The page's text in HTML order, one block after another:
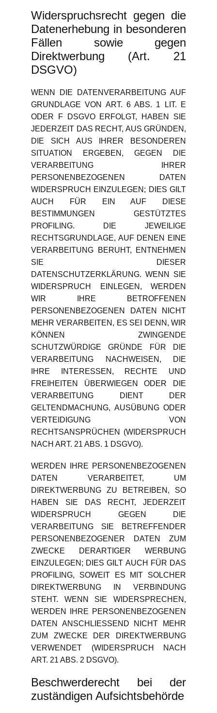
Widerspruchsrecht gegen die
Datenerhebung in besonderen
Fällen sowie gegen
Direktwerbung (Art. 21
DSGVO)
WENN DIE DATENVERARBEITUNG AUF
GRUNDLAGE VON ART. 6 ABS. 1 LIT. E
ODER F DSGVO ERFOLGT, HABEN SIE
JEDERZEIT DAS RECHT, AUS GRÜNDEN,
DIE SICH AUS IHRER BESONDEREN
SITUATION ERGEBEN, GEGEN DIE
VERARBEITUNG IHRER
PERSONENBEZOGENEN DATEN
WIDERSPRUCH EINZULEGEN; DIES GILT
AUCH FÜR EIN AUF DIESE
BESTIMMUNGEN GESTÜTZTES
PROFILING. DIE JEWEILIGE
RECHTSGRUNDLAGE, AUF DENEN EINE
VERARBEITUNG BERUHT, ENTNEHMEN
SIE DIESER
DATENSCHUTZERKLÄRUNG. WENN SIE
WIDERSPRUCH EINLEGEN, WERDEN
WIR IHRE BETROFFENEN
PERSONENBEZOGENEN DATEN NICHT
MEHR VERARBEITEN, ES SEI DENN, WIR
KÖNNEN ZWINGENDE
SCHUTZWÜRDIGE GRÜNDE FÜR DIE
VERARBEITUNG NACHWEISEN, DIE
IHRE INTERESSEN, RECHTE UND
FREIHEITEN ÜBERWIEGEN ODER DIE
VERARBEITUNG DIENT DER
GELTENDMACHUNG, AUSÜBUNG ODER
VERTEIDIGUNG VON
RECHTSANSPRÜCHEN (WIDERSPRUCH
NACH ART. 21 ABS. 1 DSGVO).
WERDEN IHRE PERSONENBEZOGENEN
DATEN VERARBEITET, UM
DIREKTWERBUNG ZU BETREIBEN, SO
HABEN SIE DAS RECHT, JEDERZEIT
WIDERSPRUCH GEGEN DIE
VERARBEITUNG SIE BETREFFENDER
PERSONENBEZOGENER DATEN ZUM
ZWECKE DERARTIGER WERBUNG
EINZULEGEN; DIES GILT AUCH FÜR DAS
PROFILING, SOWEIT ES MIT SOLCHER
DIREKTWERBUNG IN VERBINDUNG
STEHT. WENN SIE WIDERSPRECHEN,
WERDEN IHRE PERSONENBEZOGENEN
DATEN ANSCHLIESSEND NICHT MEHR
ZUM ZWECKE DER DIREKTWERBUNG
VERWENDET (WIDERSPRUCH NACH
ART. 21 ABS. 2 DSGVO).
Beschwerde­recht bei der
zuständigen Aufsichts­behörde